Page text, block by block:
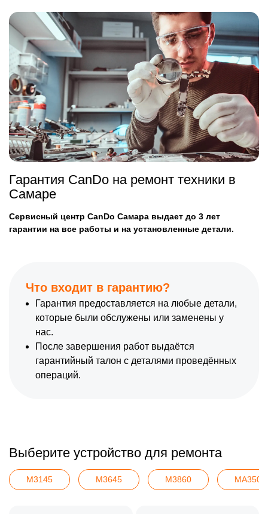
Гарантия CanDo на ремонт техники в
Самаре
Сервисный центр CanDo Самара выдает до 3 лет
гарантии на все работы и на установленные детали.
Что входит в гарантию?
Гарантия предоставляется на любые детали,
которые были обслужены или заменены у
нас.
После завершения работ выдаётся
гарантийный талон с деталями проведённых
операций.
Выберите устройство для ремонта
M3145 M3645 M3860 MA3500